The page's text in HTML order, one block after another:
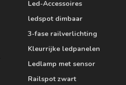
Led-Accessoires
ledspot dimbaar
3-fase railverlichting
Kleurrijke ledpanelen
Ledlamp met sensor
Railspot zwart